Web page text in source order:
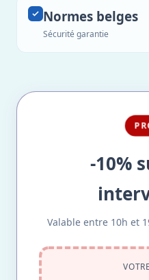
Normes belges
Sécurité garantie
-10%
Valable entre 10h et